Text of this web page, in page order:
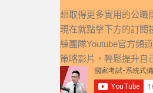
想取得更多實用的公職
現在就點擊下方的訂閱
練團隊Youtube官方頻
策略影片，輕鬆提升自